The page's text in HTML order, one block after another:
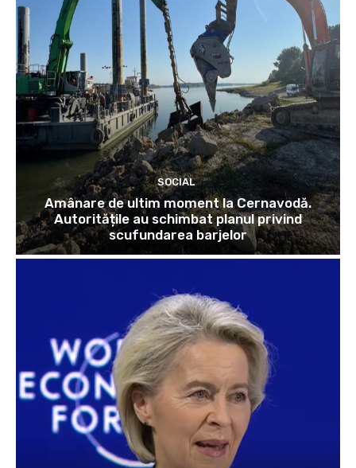
SOCIAL
Amânare de ultim moment la Cernavodă.
Autoritățile au schimbat planul privind
scufundarea barjelor